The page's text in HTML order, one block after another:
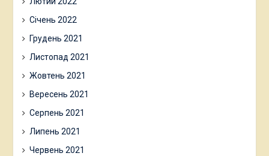
Січень 2022
Грудень 2021
Листопад 2021
Жовтень 2021
Вересень 2021
Серпень 2021
Липень 2021
Червень 2021